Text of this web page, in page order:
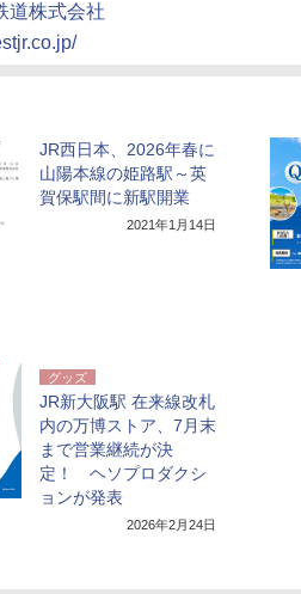
道株式会社
JR西日本、2026年春に
山陽本線の姫路駅～英
賀保駅間に新駅開業
2021年1月14日
グッズ
JR新大阪駅 在来線改札
内の万博ストア、7月末
まで営業継続が決
定！ ヘソプロダクシ
ョンが発表
2026年2月24日